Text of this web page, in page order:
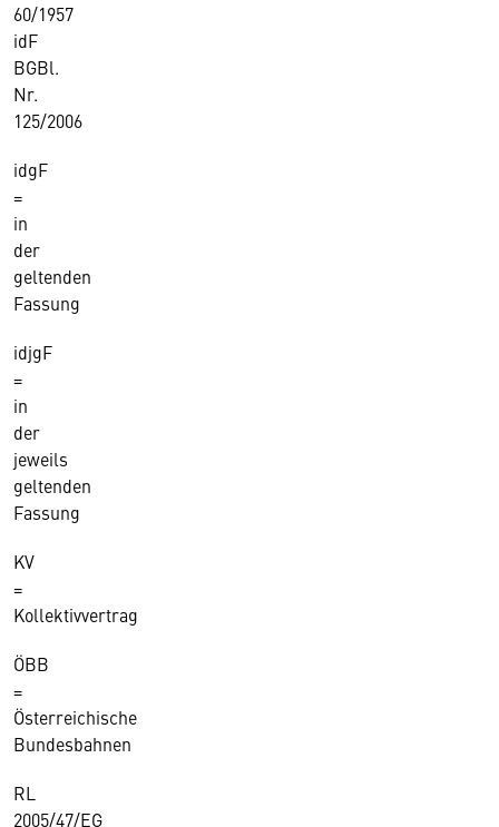
60/1957
idF
BGBl.
Nr.
125/2006
idgF
=
in
der
geltenden
Fassung
idjgF
=
in
der
jeweils
geltenden
Fassung
KV
=
Kollektivvertrag
ÖBB
=
Österreichische
Bundesbahnen
RL
2005/47/EG